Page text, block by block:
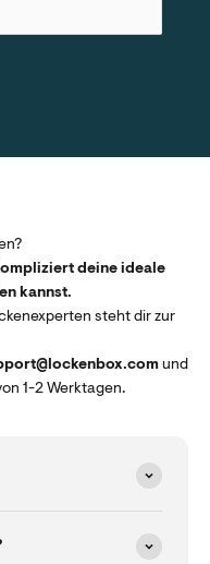
deine ideale
kannst.
steht dir zur
und
1-2 Werktagen.